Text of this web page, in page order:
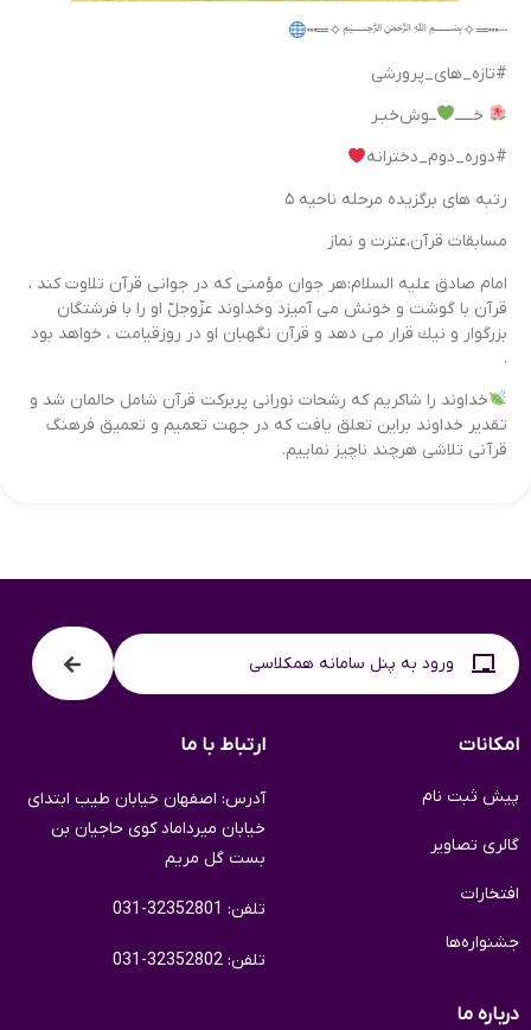
┄┅═✧﷽✧═┅
#تازه_های_پرورشی
خـــــ
ــوش‌خبـر
#دوره_دوم_دخترانه
رتبه های برگزیده مرحله ناحیه ۵
مسابقات قرآن‌،عترت و نماز
امام صادق عليه السلام:هر جوان مؤمنى كه در جوانى قرآن تلاوت كند ،
قرآن با گوشت و خونش مى آميزد وخداوند عزّوجلّ او را با فرشتگان
بزرگوار و نيك قرار مى دهد و قرآن نگهبان او در روزقيامت ، خواهد بود
.
خداوند را شاکریم که رشحات نورانی پربرکت قرآن شامل حالمان شد و
تقدیر خداوند براین تعلق یافت که در جهت تعمیم و تعمیق فرهنگ
قرآنی تلاشی هرچند ناچیز نماییم.
ورود به پنل سامانه همکلاسی
امکانات
پیش ثبت نام
گالری تصاویر
افتخارات
جشنواره‌ها
ارتباط با ما
آدرس: اصفهان خیابان طیب ابتدای
خیابان میرداماد کوی حاجیان بن
بست گل مریم
تلفن: 32352801-031
تلفن: 32352802-031
درباره ما